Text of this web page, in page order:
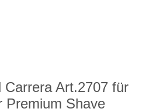
Carrera Art.2707 für
Premium Shave